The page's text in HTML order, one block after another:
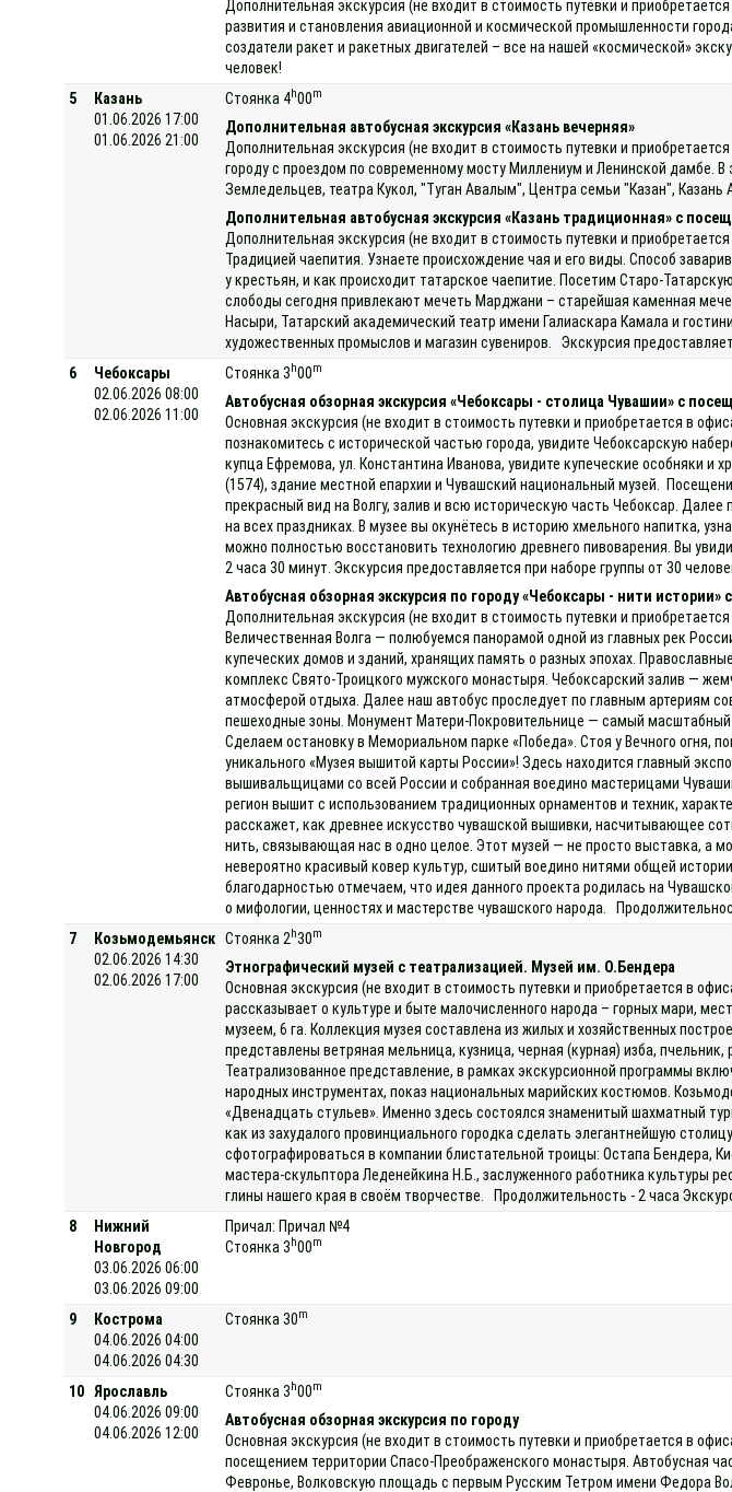
Дополнительная экскурсия (не входит в стоимость путевки и
развития и становления авиационной и космической промышленности
создатели ракет и ракетных двигателей – все на нашей «космической»
человек!
5
Казань
01.06.2026 17:00
01.06.2026 21:00
Стоянка 4h00m
Дополнительная автобусная экскурсия «Казань вечерняя»
Дополнительная экскурсия (не входит в стоимость путевки и
городу с проездом по современному мосту Миллениум и Ленинской дамбе.
Земледельцев, театра Кукол, "Туган Авалым", Центра семьи "Казан",
Дополнительная автобусная экскурсия «Казань традиционная» с
Дополнительная экскурсия (не входит в стоимость путевки и
Традицией чаепития. Узнаете происхождение чая и его виды. Способ
у крестьян, и как происходит татарское чаепитие. Посетим Старо-
слободы сегодня привлекают мечеть Марджани – старейшая каменная
Насыри, Татарский академический театр имени Галиаскара Камала и
художественных промыслов и магазин сувениров. Экскурсия
6
Чебоксары
02.06.2026 08:00
02.06.2026 11:00
Стоянка 3 h00m
Автобусная обзорная экскурсия «Чебоксары - столица Чувашии» с
Основная экскурсия (не входит в стоимость путевки и приобретается в
познакомитесь с исторической частью города, увидите Чебоксарскую
купца Ефремова, ул. Константина Иванова, увидите купеческие особняки
(1574), здание местной епархии и Чувашский национальный музей.
прекрасный вид на Волгу, залив и всю историческую часть Чебоксар.
на всех праздниках. В музее вы окунётесь в историю хмельного напитка,
можно полностью восстановить технологию древнего пивоварения. Вы
2 часа 30 минут. Экскурсия предоставляется при наборе группы от 30
Автобусная обзорная экскурсия по городу «Чебоксары - нити
Дополнительная экскурсия (не входит в стоимость путевки и
Величественная Волга — полюбуемся панорамой одной из главных рек
купеческих домов и зданий, хранящих память о разных эпохах.
комплекс Свято-Троицкого мужского монастыря. Чебоксарский залив —
атмосферой отдыха. Далее наш автобус проследует по главным артериям
пешеходные зоны. Монумент Матери-Покровительнице — самый
Сделаем остановку в Мемориальном парке «Победа». Стоя у Вечного огня,
уникального «Музея вышитой карты России»! Здесь находится главный
вышивальщицами со всей России и собранная воедино мастерицами
регион вышит с использованием традиционных орнаментов и техник,
расскажет, как древнее искусство чувашской вышивки, насчитывающее
нить, связывающая нас в одно целое. Этот музей — не просто выставка, а
невероятно красивый ковер культур, сшитый воедино нитями общей
благодарностью отмечаем, что идея данного проекта родилась на
о мифологии, ценностях и мастерстве чувашского народа.
7
Козьмодемьянск
02.06.2026 14:30
02.06.2026 17:00
Стоянка 2 h30m
Этнографический музей с театрализацией. Музей им. О.Бендера
Основная экскурсия (не входит в стоимость путевки и приобретается в
рассказывает о культуре и быте малочисленного народа – горных мари,
музеем, 6 га. Коллекция музея составлена из жилых и хозяйственных
представлены ветряная мельница, кузница, черная (курная) изба,
Театрализованное представление, в рамках экскурсионной программы
народных инструментах, показ национальных марийских костюмов.
«Двенадцать стульев». Именно здесь состоялся знаменитый шахматный
как из захудалого провинциального городка сделать элегантнейшую
сфотографироваться в компании блистательной троицы: Остапа Бендера,
мастера-скульптора Леденейкина Н.Б., заслуженного работника культуры
глины нашего края в своём творчестве. Продолжительность - 2 часа
8
Нижний
Новгород
03.06.2026 06:00
03.06.2026 09:00
Причал: Причал №4
Стоянка 3 h00m
9
Кострома
04.06.2026 04:00
04.06.2026 04:30
Стоянка 30m
10
Ярославль
04.06.2026 09:00
04.06.2026 12:00
Стоянка 3 h00m
Автобусная обзорная экскурсия по городу
Основная экскурсия (не входит в стоимость путевки и приобретается в
посещением территории Спасо-Преображенского монастыря. Автобусная
Февронье, Волковскую площадь с первым Русским Тетром имени Федора